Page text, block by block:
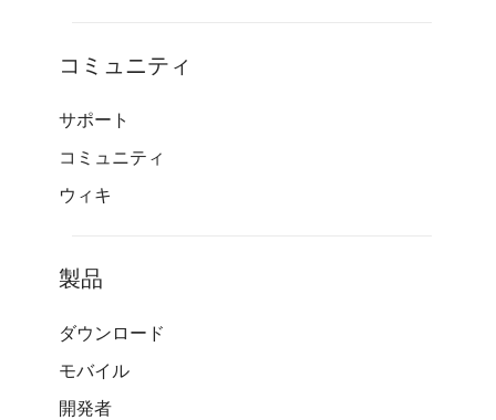
コミュニティ
サポート
コミュニティ
ウィキ
製品
ダウンロード
モバイル
開発者